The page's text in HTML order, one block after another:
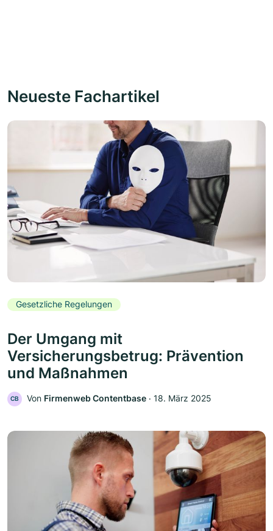
Neueste Fachartikel
Gesetzliche Regelungen
Der Umgang mit
Versicherungsbetrug: Prävention
und Maßnahmen
CB Von Firmenweb Contentbase ‧ 18. März 2025